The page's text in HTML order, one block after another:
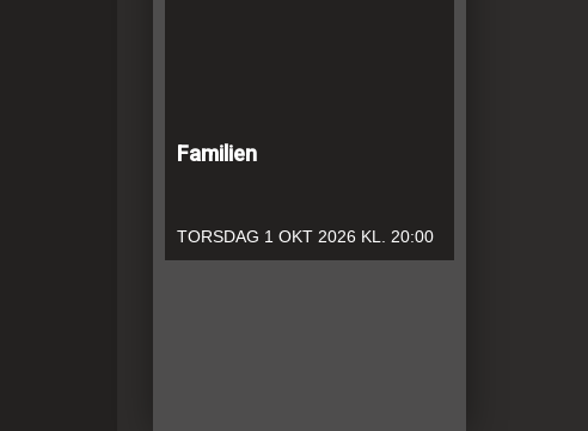
Familien
TORSDAG 1 OKT 2026 KL. 20:00